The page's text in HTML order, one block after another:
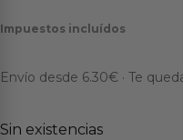
Impuestos incluídos
Envío desde 6.30€ · Te
Sin existencias